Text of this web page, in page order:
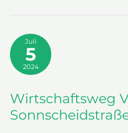
Juli
5
2024
Wirtschaftsweg